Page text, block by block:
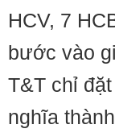
HCV, 7
bước vào
T&T chỉ
nghĩa